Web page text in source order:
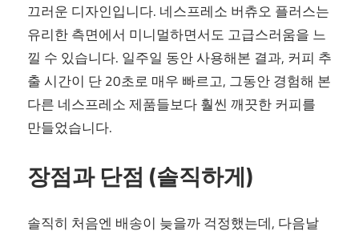
끄러운 디자인입니다. 네스프레소 버츄오 플러스는
유리한 측면에서 미니멀하면서도 고급스러움을 느
낄 수 있습니다. 일주일 동안 사용해본 결과, 커피 추
출 시간이 단 20초로 매우 빠르고, 그동안 경험해 본
다른 네스프레소 제품들보다 훨씬 깨끗한 커피를
만들었습니다.
장점과 단점 (솔직하게)
솔직히 처음엔 배송이 늦을까 걱정했는데, 다음날